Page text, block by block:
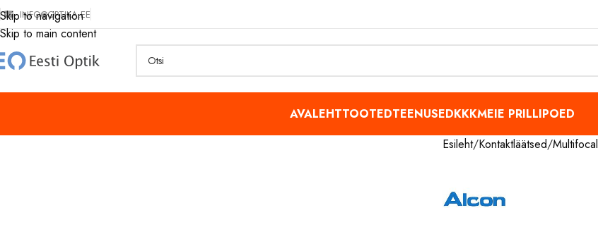
Skip to navigation
Skip to main content
INFO@OPTIKA.EE
AVALEHTTOOTEDTEENUSEDKKKMEIE PRILLIPOED
Esileht Kontaktläätsed Multifocal